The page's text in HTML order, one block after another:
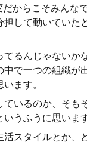
からこそみんな
して動いていた
るんじゃないか
で一つの組織が
ます。
いるのか、そも
うふうに思います
スタイルとか、